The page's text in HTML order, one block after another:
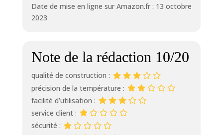
Date de mise en ligne sur Amazon.fr : 13 octobre
2023
Note de la rédaction 10/20
qualité de construction :
précision de la température :
facilité d’utilisation :
service client :
sécurité :